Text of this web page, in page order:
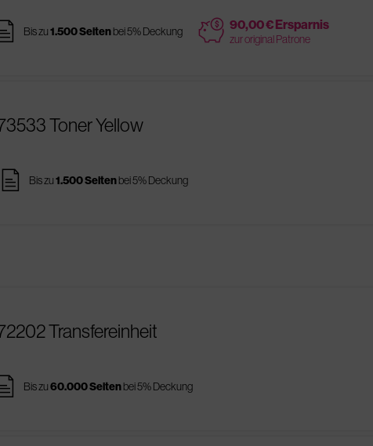
Bis zu1.500 Seitenbei 5% Deckung price 90,00 € Ersparnis
zur original Patrone
Toner Yellow
pages Bis zu1.500 Seitenbei 5% Deckung
Transfereinheit
Bis zu60.000 Seitenbei 5% Deckung